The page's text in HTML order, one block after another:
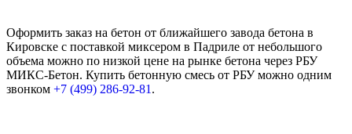
Оформить заказ на бетон от ближайшего завода бетона в
Кировске с поставкой миксером в Падриле от небольшого
объема можно по низкой цене на рынке бетона через РБУ
МИКС-Бетон. Купить бетонную смесь от РБУ можно одним
звонком +7 (499) 286-92-81 .